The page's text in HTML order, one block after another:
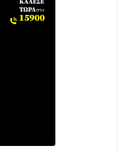
των νερών
κυκλοφορεί
ΣΤΗΝ
ΑΓΙΟ ΗΛΙΑ ΠΡΙΝ ΤΗ